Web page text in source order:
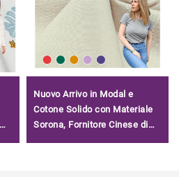
Nuovo Arrivo in Modal e
Cotone Solido con Materiale
Sorona, Fornitore Cinese di